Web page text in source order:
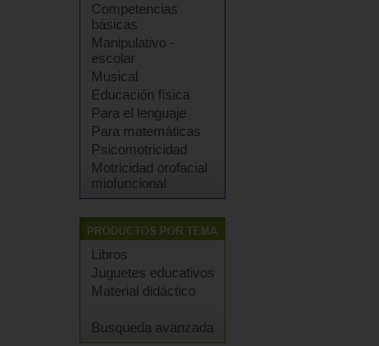
Competencias
básicas
Manipulativo -
escolar
Musical
Educación física
Para el lenguaje
Para matemáticas
Psicomotricidad
Motricidad orofacial
miofuncional
Libros
Juguetes educativos
Material didáctico
Busqueda avanzada